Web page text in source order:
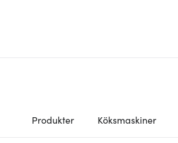
Produkter Köksmaskiner